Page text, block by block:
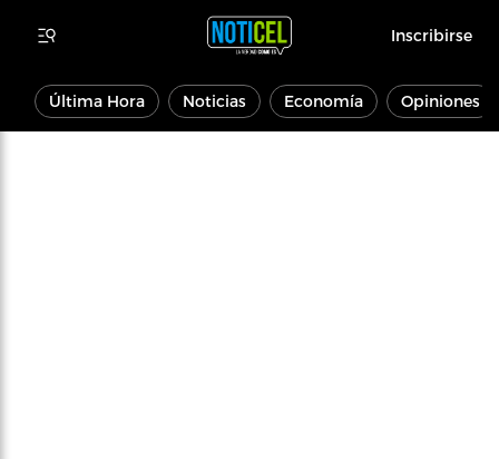
Inscribirse
Última Hora Noticias Economía Opiniones